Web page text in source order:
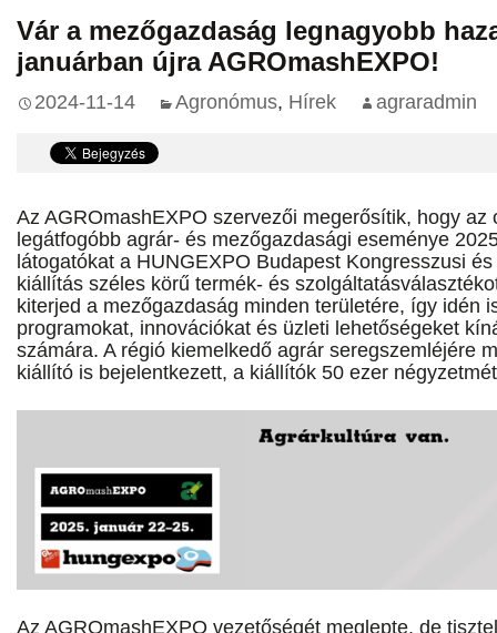
Vár a mezőgazdaság legnagyobb
januárban újra AGROmashEXPO!
2024-11-14 Agronómus, Hírek agraradmin
Az AGROmashEXPO szervezői megerősítik, hogy az
legátfogóbb agrár- és mezőgazdasági eseménye
látogatókat a HUNGEXPO Budapest Kongresszusi
kiállítás széles körű termék- és
kiterjed a mezőgazdaság minden területére, így idén
programokat, innovációkat és üzleti lehetőségeket
számára. A régió kiemelkedő agrár seregszemléjére
kiállító is bejelentkezett, a kiállítók 50 ezer
Az AGROmashEXPO vezetőségét meglepte, de